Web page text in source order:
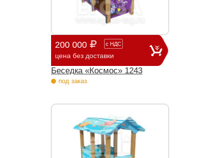
200 000 с НДС
цена без доставки
Беседка «Космос» 1243
под заказ.